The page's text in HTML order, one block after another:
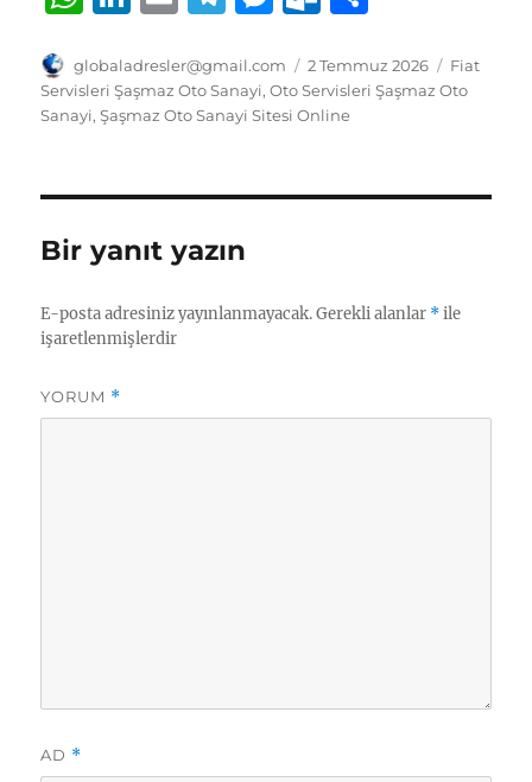
at
s
p
k
e
I
ai
l
e
g
a
ss
e
g
tl
o
k.
m
a
re
Yazar
globaladresler@gmail.com
Yayın
tarihi
2 Temmuz 2026
Fiat
Servisleri Şaşmaz Oto Sanayi,Oto Servisleri Şaşmaz Oto
Sanayi,Şaşmaz Oto Sanayi Sitesi Online
Bir yanıt yazın
E-posta adresiniz yayınlanmayacak. Gerekli alanlar *ile
işaretlenmişlerdir
YORUM *
AD *